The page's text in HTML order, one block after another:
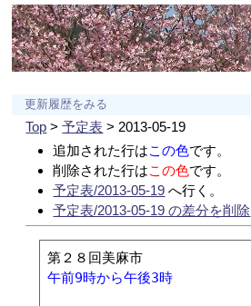
更新履歴をみる
Top >予定表 > 2013-05-19
追加された行はこの色です。
削除された行はこの色です。
予定表/2013-05-19 へ行く。
予定表/2013-05-19 の差分を削除
第２８回美麻市
午前9時から午後3時